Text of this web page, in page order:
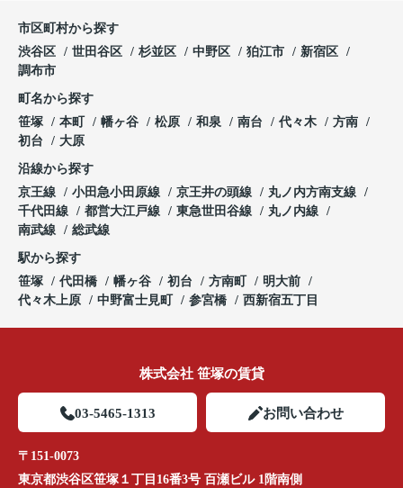
市区町村から探す
渋谷区
世田谷区 杉並区 中野区 狛江市
新宿区
調布市
町名から探す
笹塚
本町 幡ヶ谷 松原 和泉 南台 代々木
方南
初台
大原
沿線から探す
京王線
小田急小田原線 京王井の頭線
丸ノ内方南支線
千代田線
都営大江戸線 東急世田谷線
丸ノ内線
南武線
総武線
駅から探す
笹塚
代田橋 幡ヶ谷 初台 方南町
明大前
代々木上原
中野富士見町 参宮橋 西新宿五丁目
株式会社 笹塚の賃貸
03-5465-1313 お問い合わせ
〒151-0073
東京都渋谷区笹塚１丁目16番3号 百瀬ビル 1階南側